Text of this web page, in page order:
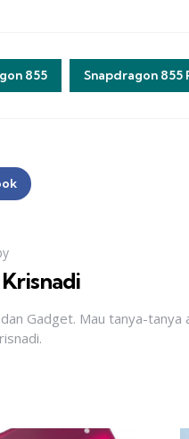
855 Snapdragon 855
Gadget. Mau tanya-